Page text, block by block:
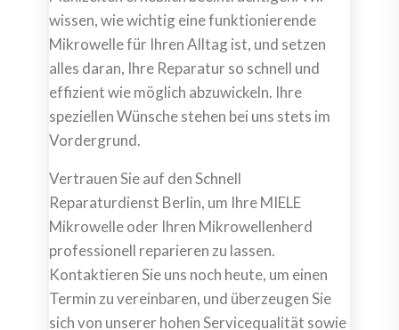
wissen, wie wichtig eine funktionierende
Mikrowelle für Ihren Alltag ist, und setzen
alles daran, Ihre Reparatur so schnell und
effizient wie möglich abzuwickeln. Ihre
speziellen Wünsche stehen bei uns stets im
Vordergrund.
Vertrauen Sie auf den Schnell
Reparaturdienst Berlin, um Ihre MIELE
Mikrowelle oder Ihren Mikrowellenherd
professionell reparieren zu lassen.
Kontaktieren Sie uns noch heute, um einen
Termin zu vereinbaren, und überzeugen Sie
sich von unserer hohen Servicequalität sowie